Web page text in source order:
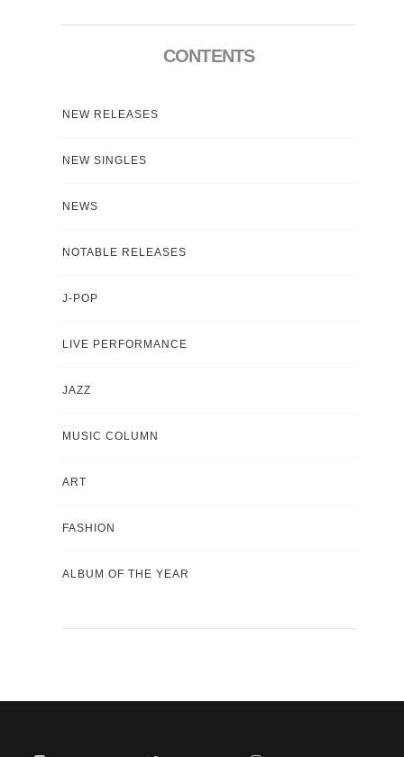
CONTENTS
NEW RELEASES
NEW SINGLES
NEWS
NOTABLE RELEASES
J-POP
LIVE PERFORMANCE
JAZZ
MUSIC COLUMN
ART
FASHION
ALBUM OF THE YEAR